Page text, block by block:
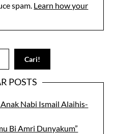
spam. Learn how your
Cari!
POSTS
Nabi Ismail Alaihis-
Bi Amri Dunyakum”